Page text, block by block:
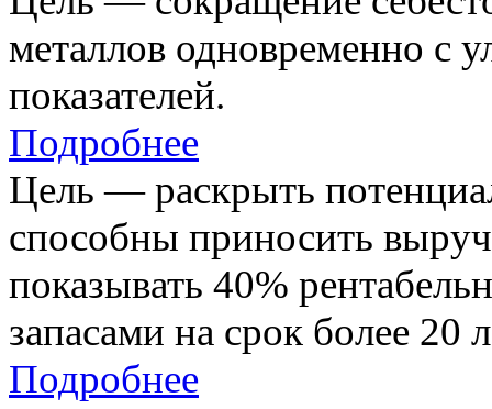
металлов одновременно с
показателей.
Подробнее
Цель — раскрыть
способны приносить
показывать 40%
запасами на срок более 20
Подробнее